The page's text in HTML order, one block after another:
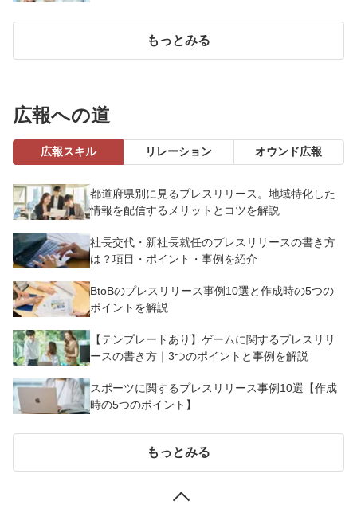
もっとみる
広報への道
広報スキル リレーション オウンド広報
都道府県別に見るプレスリリース。地域特化した
情報を配信するメリットとコツを解説
社長交代・新社長就任のプレスリリースの書き方
は？項目・ポイント・事例を紹介
BtoBのプレスリリース事例10選と作成時の5つの
ポイントを解説
【テンプレートあり】ゲームに関するプレスリリ
ースの書き方｜3つのポイントと事例を解説
スポーツに関するプレスリリース事例10選【作成
時の5つのポイント】
もっとみる